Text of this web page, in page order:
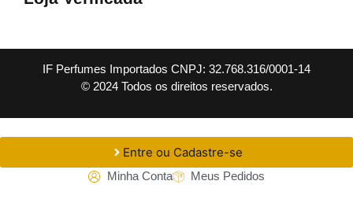
IF Perfumes Importados CNPJ: 32.768.316/0001-14
© 2024 Todos os direitos reservados.
Entre ou Cadastre-se
Minha Conta Meus Pedidos